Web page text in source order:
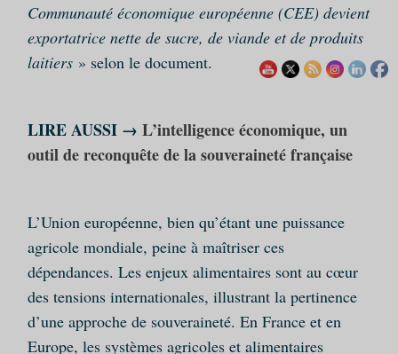
Communauté économique européenne (CEE) devient
exportatrice nette de sucre, de viande et de produits
laitiers» selon le document.
LIRE AUSSI → L’intelligence économique, un
outil de reconquête de la souveraineté française
L’Union européenne, bien qu’étant une puissance
agricole mondiale, peine à maîtriser ces
dépendances. Les enjeux alimentaires sont au cœur
des tensions internationales, illustrant la pertinence
d’une approche de souveraineté. En France et en
Europe, les systèmes agricoles et alimentaires